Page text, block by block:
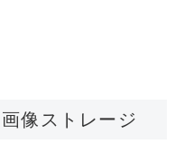
像ストレージ